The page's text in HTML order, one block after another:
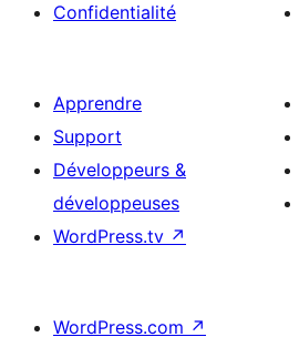
Confidentialité
Apprendre
Support
Développeurs &
développeuses
WordPress.tv ↗
WordPress.com ↗